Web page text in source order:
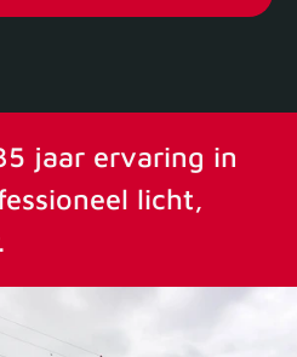
jaar ervaring in
licht,